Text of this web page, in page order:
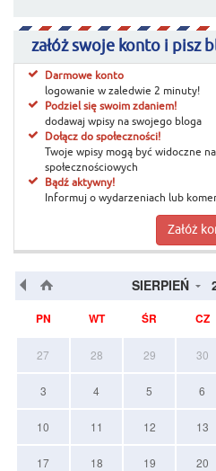
załóż swoje konto i pisz
Darmowe konto
logowanie w zaledwie 2 minuty!
Podziel się swoim zdaniem!
dodawaj wpisy na swojego bloga
Dołącz do społeczności!
Twoje wpisy mogą być widoczne
społecznościowych
Bądź aktywny!
Informuj o wydarzeniach lub
Załóż
SIERPIEŃ
PN WT ŚR CZ
27 28 29 30
3 4 5 6
10 11 12 13
17 18 19 20